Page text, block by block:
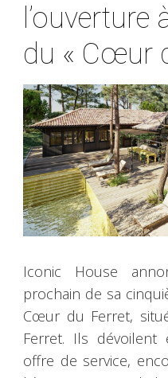
l’ouverture
du « Cœur
Iconic House
prochain de sa
Cœur du Ferret,
Ferret. Ils dévoilent
offre de service,